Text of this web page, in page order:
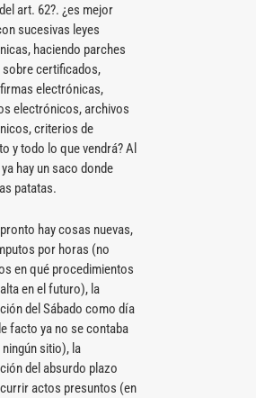
art. 62?. ¿es mejor
sucesivas leyes
haciendo parches
sobre certificados,
electrónicas,
electrónicos, archivos
criterios de
y todo lo que vendrá? Al
hay un saco donde
patatas.
hay cosas nuevas,
por horas (no
en qué procedimientos
en el futuro), la
del Sábado como día
facto ya no se contaba
sitio), la
del absurdo plazo
actos presuntos (en